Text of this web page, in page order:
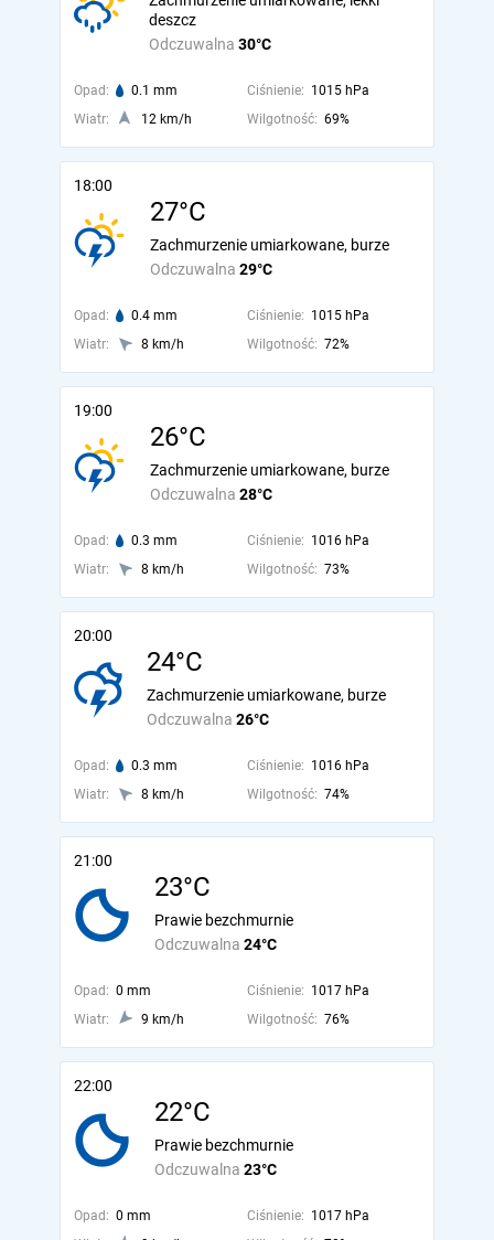
Odczuwalna 30°C
deszcz
Opad: 0.1 mm Ciśnienie: 1015 hPa
Wiatr:
12 km/h Wilgotność: 69%
18:00
27°C
Odczuwalna 29°C
Zachmurzenie umiarkowane, burze
Opad: 0.4 mm Ciśnienie: 1015 hPa
Wiatr:
8 km/h Wilgotność: 72%
19:00
26°C
Odczuwalna 28°C
Zachmurzenie umiarkowane, burze
Opad: 0.3 mm Ciśnienie: 1016 hPa
Wiatr:
8 km/h Wilgotność: 73%
20:00
24°C
Odczuwalna 26°C
Zachmurzenie umiarkowane, burze
Opad: 0.3 mm Ciśnienie: 1016 hPa
Wiatr:
8 km/h Wilgotność: 74%
21:00
23°C
Odczuwalna 24°C
Prawie bezchmurnie
Opad: 0 mm Ciśnienie: 1017 hPa
Wiatr:
9 km/h Wilgotność: 76%
22:00
22°C
Odczuwalna 23°C
Prawie bezchmurnie
Opad: 0 mm Ciśnienie: 1017 hPa